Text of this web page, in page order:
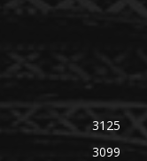
3125
3099